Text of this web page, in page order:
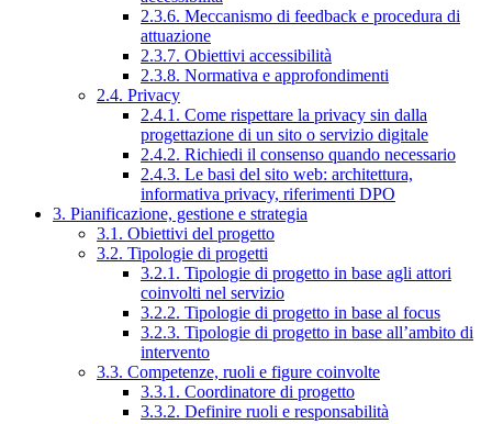
2.3.6. Meccanismo di feedback e procedura di
attuazione
2.3.7. Obiettivi accessibilità
2.3.8. Normativa e approfondimenti
2.4. Privacy
2.4.1. Come rispettare la privacy sin dalla
progettazione di un sito o servizio digitale
2.4.2. Richiedi il consenso quando necessario
2.4.3. Le basi del sito web: architettura,
informativa privacy, riferimenti DPO
3. Pianificazione, gestione e strategia
3.1. Obiettivi del progetto
3.2. Tipologie di progetti
3.2.1. Tipologie di progetto in base agli attori
coinvolti nel servizio
3.2.2. Tipologie di progetto in base al focus
3.2.3. Tipologie di progetto in base all’ambito di
intervento
3.3. Competenze, ruoli e figure coinvolte
3.3.1. Coordinatore di progetto
3.3.2. Definire ruoli e responsabilità